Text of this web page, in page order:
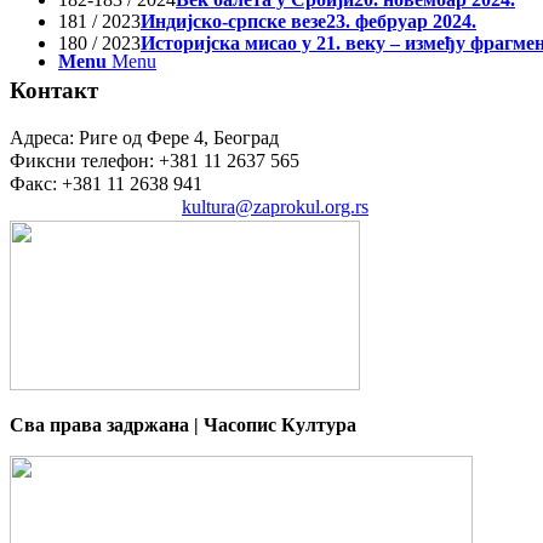
Menu Menu
181 / 2023Индијско-српске везе23. фебруар 2024.
180 / 2023Историјска мисао у 21. веку – између
Контакт
Адреса: Риге од Фере 4, Београд
Фиксни телефон: +381 11 2637 565
Факс: +381 11 2638 941
kultura@zaprokul.org.rs
Сва права задржана | Часопис Култура